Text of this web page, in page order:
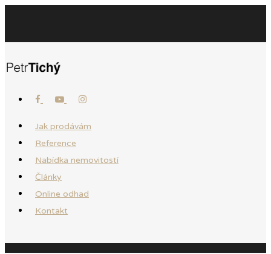
Jak prodávám
Reference
Nabídka nemovitostí
Články
Online odhad
Kontakt